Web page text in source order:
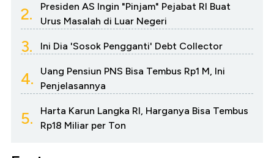
2.
Presiden AS Ingin "Pinjam" Pejabat RI Buat
Urus Masalah di Luar Negeri
3. Ini Dia 'Sosok Pengganti' Debt Collector
4.
Uang Pensiun PNS Bisa Tembus Rp1 M, Ini
Penjelasannya
5.
Harta Karun Langka RI, Harganya Bisa Tembus
Rp18 Miliar per Ton